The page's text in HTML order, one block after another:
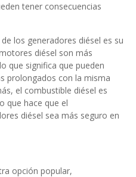
tener consecuencias
los generadores diésel es su
diésel son más
que significa que pueden
prolongados con la misma
el combustible diésel es
que hace que el
diésel sea más seguro en
opción popular,